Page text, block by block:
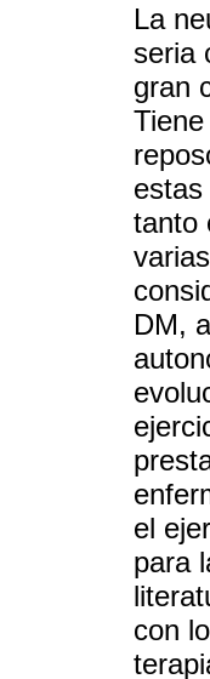
La
seria
gran
tanto
DM,
el
para
con